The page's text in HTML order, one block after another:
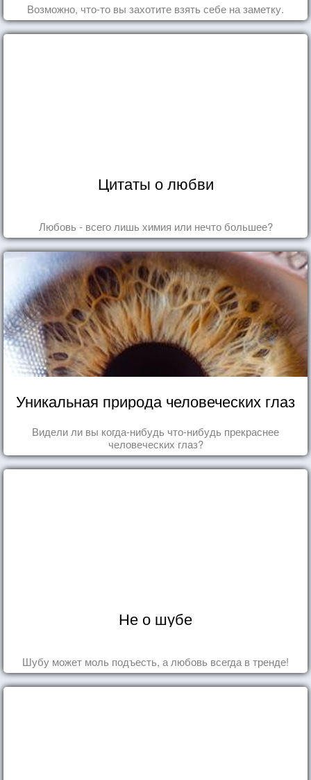
Возможно, что-то вы захотите взять себе на заметку.
Цитаты о любви
Любовь - всего лишь химия или нечто большее?
Уникальная природа человеческих глаз
Видели ли вы когда-нибудь что-нибудь прекраснее
человеческих глаз?
Не о шубе
Шубу может моль подъесть, а любовь всегда в тренде!